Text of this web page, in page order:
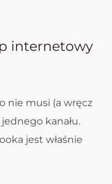
internetowy
nie musi (a wręcz
kanału.
jest właśnie